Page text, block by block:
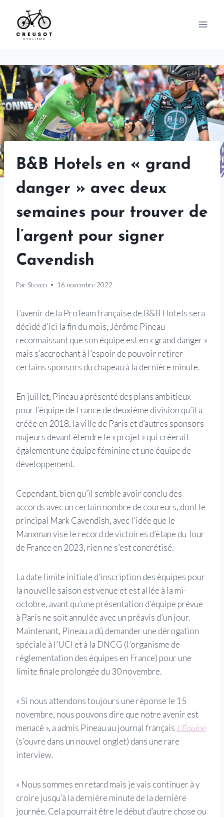
content
B&B Hotels en « grand
danger » avec deux
semaines pour trouver de
l’argent pour signer
Cavendish
Par Steven 16 novembre 2022
L’avenir de la ProTeam française de B&B Hotels sera
décidé d’ici la fin du mois, Jérôme Pineau
reconnaissant que son équipe est en « grand danger »
mais s’accrochant à l’espoir de pouvoir retirer
certains sponsors du chapeau à la dernière minute.
En juillet, Pineau a présenté des plans ambitieux
pour l’équipe de France de deuxième division qu’il a
créée en 2018, la ville de Paris et d’autres sponsors
majeurs devant étendre le « projet » qui créerait
également une équipe féminine et une équipe de
développement.
Cependant, bien qu’il semble avoir conclu des
accords avec un certain nombre de coureurs, dont le
principal Mark Cavendish, avec l’idée que le
Manxman vise le record de victoires d’étape du Tour
de France en 2023, rien ne s’est concrétisé.
La date limite initiale d’inscription des équipes pour
la nouvelle saison est venue et est allée à la mi-
octobre, avant qu’une présentation d’équipe prévue
à Paris ne soit annulée avec un préavis d’un jour.
Maintenant, Pineau a dû demander une dérogation
spéciale à l’UCI et à la DNCG (l’organisme de
réglementation des équipes en France) pour une
limite finale prolongée du 30 novembre.
« Si nous attendons toujours une réponse le 15
novembre, nous pouvons dire que notre avenir est
menacé », a admis Pineau au journal français L’Équipe
(s’ouvre dans un nouvel onglet) dans une rare
interview.
« Nous sommes en retard mais je vais continuer à y
croire jusqu’à la dernière minute de la dernière
journée. Cela pourrait être le début d’autre chose ou